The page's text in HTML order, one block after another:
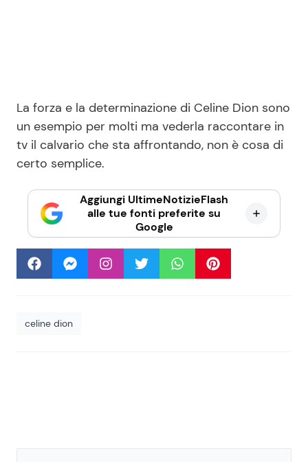
La forza e la determinazione di Celine Dion sono
un esempio per molti ma vederla raccontare in
tv il calvario che sta affrontando, non è cosa di
certo semplice.
Aggiungi UltimeNotizieFlash
alle tue fonti preferite su
Google
celine dion